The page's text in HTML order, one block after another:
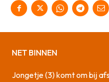
NET BINNEN
Jongetje (3) komt om bij